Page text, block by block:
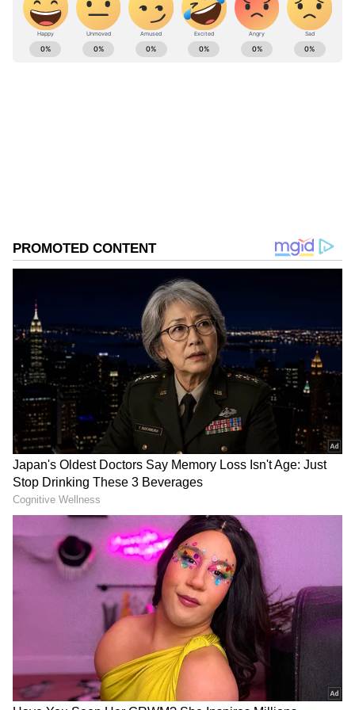
సార్లు జరిగింది, మోడీని రాజీనామా అడగ్గలవా :
సంజయ్‌కి కేటీఆర్ కౌంటర్
విపక్షాలకు కాంగ్రెస్ బాస్ అని భావించడం
లోపభూయిష్టమైన ఆలోచన అని అన్నారు. ప్రతిపక్షాల
నేతగా రాహుల్ గాంధీని బీజేపీ చూపించాలని
అనుకుంటున్నదని, అది నరేంద్ర మోడీ గెలుపు అవకాశాలను
పెంచుతుందని తెలిపారు.
ABOUT THE AUTHOR
DOWNLOAD APP